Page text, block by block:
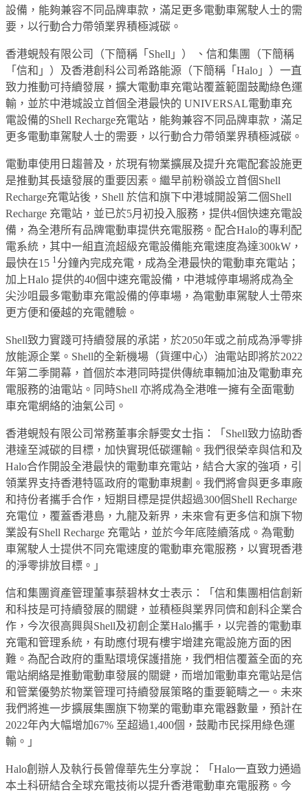
設備，能夠兼容不同品牌車款，滿足更多電動車駕駛人士的需
要，以行動合力帶領業界積極減碳。
香港蜆殼有限公司（下簡稱「Shell」） 、信和集團（下簡稱
「信和」）及香港創科公司希路能源（下簡稱「Halo」）一直
致力推動可持續發展，擴大電動車充電站覆蓋範圍鼓勵綠色運
輸，並於中港城設立首個全港最快的 UNIVERSAL電動車充
電設備的Shell Recharge充電站，能夠兼容不同品牌車款，滿足
更多電動車駕駛人士的需要，以行動合力帶領業界積極減碳。
電動車使用日趨普及，於現有物業擴展及提升充電配套設施更
是推動其長遠發展的重要因素。繼早前粉嶺設立首個Shell
Recharge充電站後，Shell 於信和旗下中港城開設第二個Shell
Recharge 充電站，並已於5月初投入服務，提供4個快速充電設
備，為全港所有品牌電動車提供充電服務。配合Halo的專利配
電系統，其中一組直流超級充電設備能充電速度為達300kW，
最快在15 1 分鐘內完成充電，成為全港最快的電動車充電站；
加上Halo 提供的40個中速充電設備，中港城停車場將成為全
尖沙咀最多電動車充電設備的停車場，為電動車駕駛人士帶來
更方便和優越的充電體驗。
Shell致力實踐可持續發展的承諾，於2050年或之前成為淨零排
放能源企業。Shell的全新機場（貨運中心）油電站即將於2022
年第二季開幕，首個於本港同時提供傳統車輛加油及電動車充
電服務的油電站。同時Shell 亦將成為全港唯一擁有全面電動
車充電網絡的油氣公司。
香港蜆殼有限公司常務董事余靜雯女士指：「Shell致力協助香
港達至減碳的目標，加快實現低碳運輸。我們很榮幸與信和及
Halo合作開設全港最快的電動車充電站，結合大家的強項，引
領業界支持香港特區政府的電動車規劃。我們將會與更多車廠
和持份者攜手合作，短期目標是提供超過300個Shell Recharge
充電位，覆蓋香港島，九龍及新界，未來會有更多信和旗下物
業設有Shell Recharge 充電站，並於今年底陸續落成。為電動
車駕駛人士提供不同充電速度的電動車充電服務，以實現香港
的淨零排放目標。」
信和集團資產管理董事蔡碧林女士表示：「信和集團相信創新
和科技是可持續發展的關鍵，並積極與業界同儕和創科企業合
作，今次很高興與Shell及初創企業Halo攜手，以完善的電動車
充電和管理系統，有助應付現有樓宇增建充電設施方面的困
難。為配合政府的重點環境保護措施，我們相信覆蓋全面的充
電站網絡是推動電動車發展的關鍵，而增加電動車充電站是信
和管業優勢於物業管理可持續發展策略的重要範疇之一。未來
我們將進一步擴展集團旗下物業的電動車充電器數量，預計在
2022年內大幅增加67% 至超過1,400個，鼓勵市民採用綠色運
輸。」
Halo創辦人及執行長曾偉華先生分享說：「Halo一直致力通過
本土科研結合全球充電技術以提升香港電動車充電服務。今